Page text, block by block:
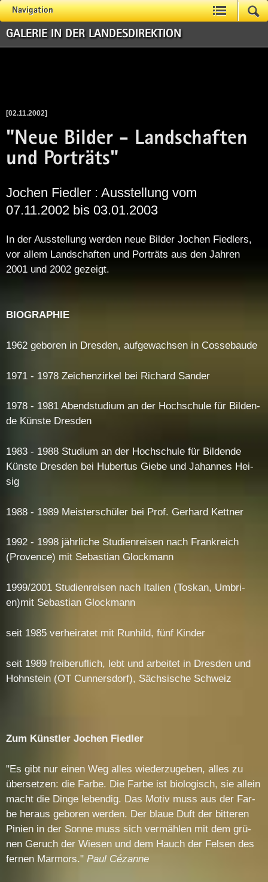
Navigation
GALERIE IN DER LANDESDIREKTION
[02.11.2002]
"Neue Bilder - Landschaften
und Porträts"
Jochen Fiedler : Ausstellung vom
07.11.2002 bis 03.01.2003
In der Aus­stel­lung wer­den neue Bil­der Jo­chen Fied­lers,
vor al­lem Land­schaf­ten und Por­träts aus den Jah­ren
2001 und 2002 ge­zeigt.
BIO­GRA­PHIE
1962 ge­bo­ren in Dres­den, auf­ge­wach­sen in Cos­se­bau­de
1971 - 1978 Zei­chen­zir­kel bei Ri­chard San­der
1978 - 1981 Abend­stu­di­um an der Hoch­schu­le für Bil­den­
de Küns­te Dres­den
1983 - 1988 Stu­di­um an der Hoch­schu­le für Bil­den­de
Küns­te Dres­den bei Hu­ber­tus Gie­be und Ja­han­nes Hei­
sig
1988 - 1989 Meis­ter­schü­ler bei Prof. Ger­hard Kett­ner
1992 - 1998 jähr­li­che Stu­di­en­rei­sen nach Frank­reich
(Pro­vence) mit Se­bas­ti­an Glock­mann
1999/2001 Stu­di­en­rei­sen nach Ita­li­en (Tos­kan, Um­bri­
en)mit Se­bas­ti­an Glock­mann
seit 1985 ver­hei­ra­tet mit Run­hild, fünf Kin­der
seit 1989 frei­be­ruf­lich, lebt und ar­bei­tet in Dres­den und
Hohn­stein (OT Cun­ners­dorf), Säch­si­sche Schweiz
Zum Künst­ler Jo­chen Fied­ler
"Es gibt nur ei­nen Weg al­les wie­der­zu­ge­ben, al­les zu
über­set­zen: die Far­be. Die Far­be ist bio­lo­gisch, sie al­lein
macht die Din­ge le­ben­dig. Das Mo­tiv muss aus der Far­
be her­aus ge­bo­ren wer­den. Der blaue Duft der bit­te­ren
Pi­ni­en in der Son­ne muss sich ver­mäh­len mit dem grü­
nen Ge­ruch der Wie­sen und dem Hauch der Fel­sen des
fer­nen Mar­mors." Paul Cézan­ne